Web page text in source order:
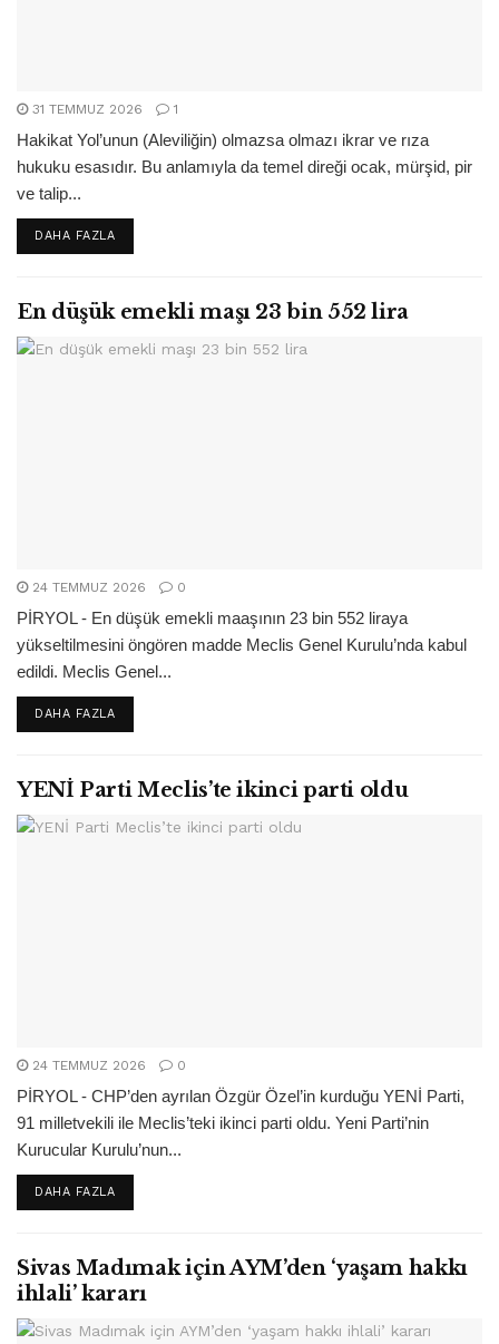
31 TEMMUZ 2026 1
Hakikat Yol’unun (Aleviliğin) olmazsa olmazı ikrar ve rıza
hukuku esasıdır. Bu anlamıyla da temel direği ocak, mürşid, pir
ve talip...
DAHA FAZLADETAILS
En düşük emekli maşı 23 bin 552 lira
24 TEMMUZ 2026 0
PİRYOL - En düşük emekli maaşının 23 bin 552 liraya
yükseltilmesini öngören madde Meclis Genel Kurulu’nda kabul
edildi. Meclis Genel...
DAHA FAZLADETAILS
YENİ Parti Meclis’te ikinci parti oldu
24 TEMMUZ 2026 0
PİRYOL - CHP’den ayrılan Özgür Özel’in kurduğu YENİ Parti,
91 milletvekili ile Meclis’teki ikinci parti oldu. Yeni Parti’nin
Kurucular Kurulu’nun...
DAHA FAZLADETAILS
Sivas Madımak için AYM’den ‘yaşam hakkı
ihlali’ kararı